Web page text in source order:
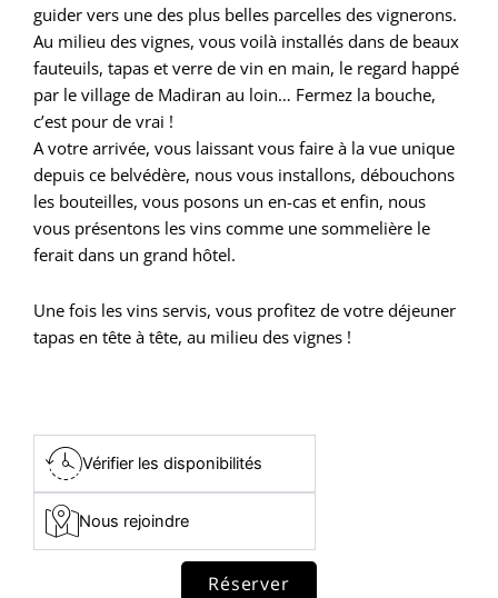
guider vers une des plus belles parcelles des vignerons.
Au milieu des vignes, vous voilà installés dans de beaux
fauteuils, tapas et verre de vin en main, le regard happé
par le village de Madiran au loin… Fermez la bouche,
c’est pour de vrai !
A votre arrivée, vous laissant vous faire à la vue unique
depuis ce belvédère, nous vous installons, débouchons
les bouteilles, vous posons un en-cas et enfin, nous
vous présentons les vins comme une sommelière le
ferait dans un grand hôtel.
Une fois les vins servis, vous profitez de votre déjeuner
tapas en tête à tête, au milieu des vignes !
Vérifier les disponibilités
Nous rejoindre
Réserver